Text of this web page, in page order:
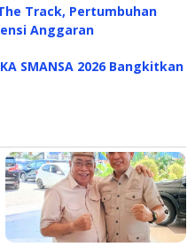
Track, Pertumbuhan
Anggaran
SMANSA 2026 Bangkitkan